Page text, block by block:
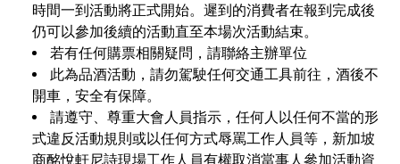
時間一到活動將正式開始。遲到的消費者在報到完成後
仍可以參加後續的活動直至本場次活動結束。
若有任何購票相關疑問，請聯絡主辦單位
此為品酒活動，請勿駕駛任何交通工具前往，酒後不
開車，安全有保障。
請遵守、尊重大會人員指示，任何人以任何不當的形
式違反活動規則或以任何方式辱罵工作人員等，新加坡
商酩悅軒尼詩現場工作人員有權取消當事人參加活動資